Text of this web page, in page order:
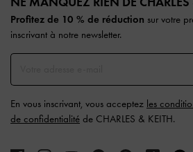
Profitez de 10 % de réduction sur votre
inscrivant à notre newsletter.
En vous inscrivant, vous acceptez les
de confidentialité de CHARLES & KEITH.